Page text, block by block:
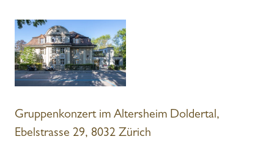
Gruppenkonzert im Altersheim Doldertal,
Ebelstrasse 29, 8032 Zürich